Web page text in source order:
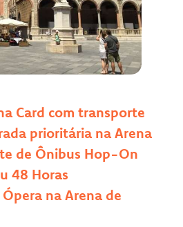
Card com transporte
prioritária na Arena
de Ônibus Hop-On
48 Horas
na Arena de